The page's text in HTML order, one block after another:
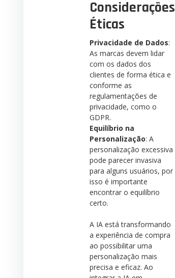
Considerações
Éticas
Privacidade de Dados:
As marcas devem lidar
com os dados dos
clientes de forma ética e
conforme as
regulamentações de
privacidade, como o
GDPR.
Equilíbrio na
Personalização: A
personalização excessiva
pode parecer invasiva
para alguns usuários, por
isso é importante
encontrar o equilíbrio
certo.
A IA está transformando
a experiência de compra
ao possibilitar uma
personalização mais
precisa e eficaz. Ao